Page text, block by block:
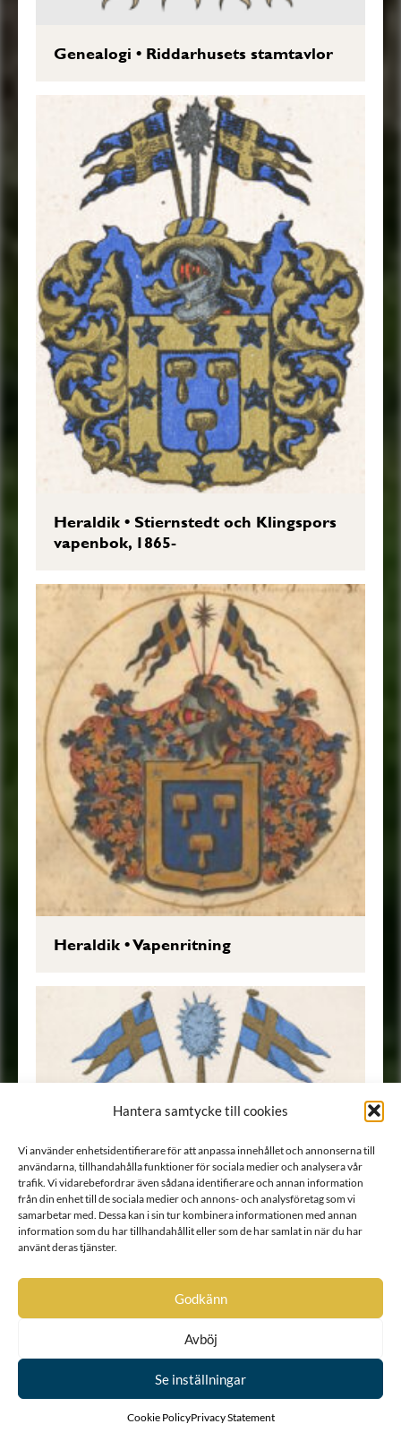
Hantera samtycke till cookies
Vi använder enhetsidentifierare för att anpassa innehållet och annonserna till
användarna, tillhandahålla funktioner för sociala medier och analysera vår
trafik. Vi vidarebefordrar även sådana identifierare och annan information
från din enhet till de sociala medier och annons- och analysföretag som vi
samarbetar med. Dessa kan i sin tur kombinera informationen med annan
information som du har tillhandahållit eller som de har samlat in när du har
använt deras tjänster.
Godkänn
Avböj
Se inställningar
Cookie PolicyPrivacy Statement
Genealogi • Riddarhusets stamtavlor
Heraldik•Stiernstedt och Klingspors
vapenbok, 1865-
Heraldik•Vapenritning